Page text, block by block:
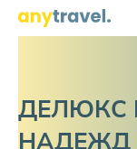
ДЕЛЮКС
НАДЕЖД